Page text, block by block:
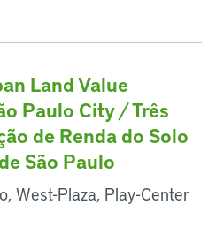
Land Value
Paulo City / Três
de Renda do Solo
São Paulo
West-Plaza, Play-Center